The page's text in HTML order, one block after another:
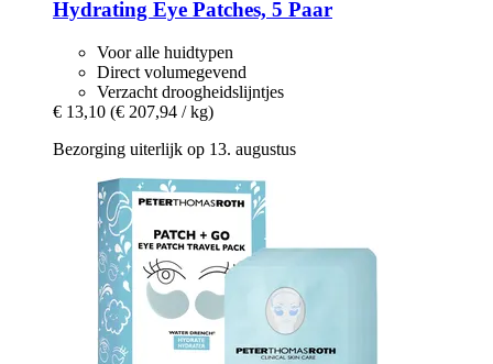
Hydrating Eye Patches, 5 Paar
Voor alle huidtypen
Direct volumegevend
Verzacht droogheidslijntjes
€ 13,10 (€ 207,94 / kg)
Bezorging uiterlijk op 13. augustus